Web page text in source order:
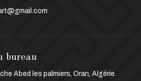
bureau
Abed les palmiers, Oran, Algérie.